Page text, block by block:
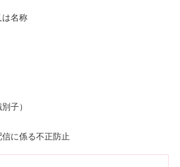
は名称
子）
に係る不正防止